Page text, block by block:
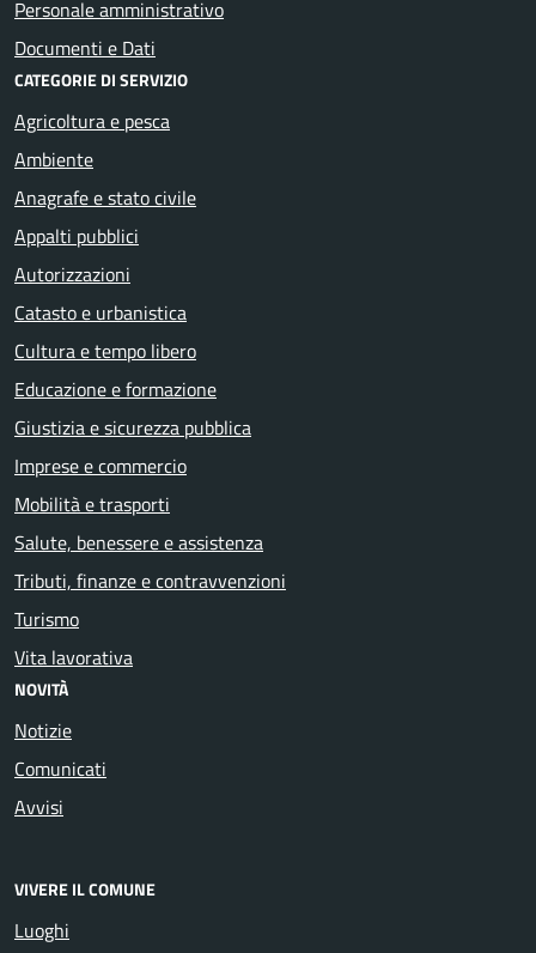
Personale amministrativo
Documenti e Dati
CATEGORIE DI SERVIZIO
Agricoltura e pesca
Ambiente
Anagrafe e stato civile
Appalti pubblici
Autorizzazioni
Catasto e urbanistica
Cultura e tempo libero
Educazione e formazione
Giustizia e sicurezza pubblica
Imprese e commercio
Mobilità e trasporti
Salute, benessere e assistenza
Tributi, finanze e contravvenzioni
Turismo
Vita lavorativa
NOVITÀ
Notizie
Comunicati
Avvisi
VIVERE IL COMUNE
Luoghi